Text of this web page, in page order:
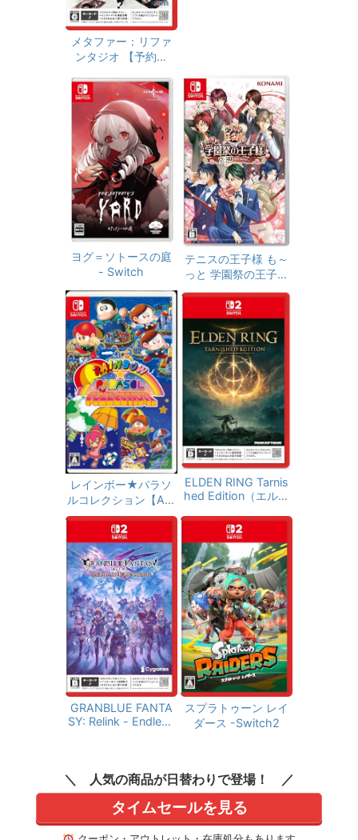
メタファー：リファ
ンタジオ 【予約特
ー：リファンタジオ
アーキタイプ経験値
アイテムセット」 &
DLC「メタファー：
リファンタジオ 旅の
仕送りセット」 同梱
- Switch2
ヨグ＝ソトースの庭
- Switch
テニスの王子様 も～
っと 学園祭の王子様
♡-40 and more…
【メーカー特典あ
り】 初回限定特典
ミニドラマ用ボイス
セット・ミニドラマ
用エフェクト1種 同
梱
レインボー★パラソ
ルコレクション【Am
azon.co.jp限定】ス
ペシャルCD＆オリジ
ナルステッカー付 -S
witch
ELDEN RING Tarnis
hed Edition（エルデ
ュドエディション）-
Switch2
GRANBLUE FANTA
SY: Relink - Endless
グナロク） 【予約特
典】DLC「GRANBL
UE FANTASY: Relink
- Endless Ragnarok
スプラトゥーン レイ
ダース -Switch2
人気の商品が日替わりで登場！
タイムセールを見る